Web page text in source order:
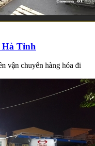
Hà Tỉnh
vận chuyển hàng hóa đi